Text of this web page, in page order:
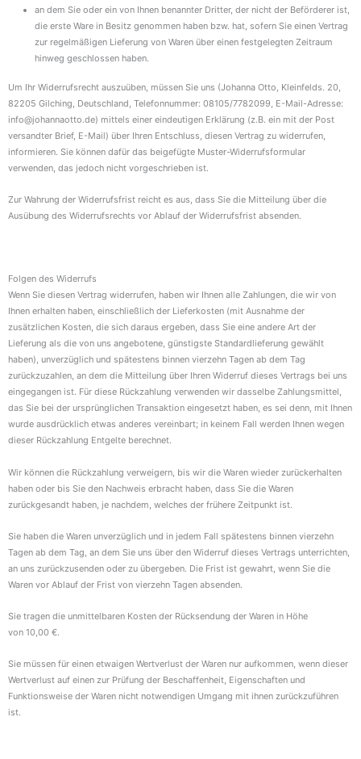
an dem Sie oder ein von Ihnen benannter Dritter, der nicht der Beförderer ist,
die erste Ware in Besitz genommen haben bzw. hat, sofern Sie einen Vertrag
zur regelmäßigen Lieferung von Waren über einen festgelegten Zeitraum
hinweg geschlossen haben.
Um Ihr Widerrufsrecht auszuüben, müssen Sie uns (Johanna Otto, Kleinfelds. 20,
82205 Gilching, Deutschland, Telefonnummer: 08105/7782099, E-Mail-Adresse:
info@johannaotto.de) mittels einer eindeutigen Erklärung (z.B. ein mit der Post
versandter Brief, E-Mail) über Ihren Entschluss, diesen Vertrag zu widerrufen,
informieren. Sie können dafür das beigefügte Muster-Widerrufsformular
verwenden, das jedoch nicht vorgeschrieben ist.
Zur Wahrung der Widerrufsfrist reicht es aus, dass Sie die Mitteilung über die
Ausübung des Widerrufsrechts vor Ablauf der Widerrufsfrist absenden.
Folgen des Widerrufs
Wenn Sie diesen Vertrag widerrufen, haben wir Ihnen alle Zahlungen, die wir von
Ihnen erhalten haben, einschließlich der Lieferkosten (mit Ausnahme der
zusätzlichen Kosten, die sich daraus ergeben, dass Sie eine andere Art der
Lieferung als die von uns angebotene, günstigste Standardlieferung gewählt
haben), unverzüglich und spätestens binnen vierzehn Tagen ab dem Tag
zurückzuzahlen, an dem die Mitteilung über Ihren Widerruf dieses Vertrags bei uns
eingegangen ist. Für diese Rückzahlung verwenden wir dasselbe Zahlungsmittel,
das Sie bei der ursprünglichen Transaktion eingesetzt haben, es sei denn, mit Ihnen
wurde ausdrücklich etwas anderes vereinbart; in keinem Fall werden Ihnen wegen
dieser Rückzahlung Entgelte berechnet.
Wir können die Rückzahlung verweigern, bis wir die Waren wieder zurückerhalten
haben oder bis Sie den Nachweis erbracht haben, dass Sie die Waren
zurückgesandt haben, je nachdem, welches der frühere Zeitpunkt ist.
Sie haben die Waren unverzüglich und in jedem Fall spätestens binnen vierzehn
Tagen ab dem Tag, an dem Sie uns über den Widerruf dieses Vertrags unterrichten,
an uns zurückzusenden oder zu übergeben. Die Frist ist gewahrt, wenn Sie die
Waren vor Ablauf der Frist von vierzehn Tagen absenden.
Sie tragen die unmittelbaren Kosten der Rücksendung der Waren in Höhe
von 10,00 €.
Sie müssen für einen etwaigen Wertverlust der Waren nur aufkommen, wenn dieser
Wertverlust auf einen zur Prüfung der Beschaffenheit, Eigenschaften und
Funktionsweise der Waren nicht notwendigen Umgang mit ihnen zurückzuführen
ist.